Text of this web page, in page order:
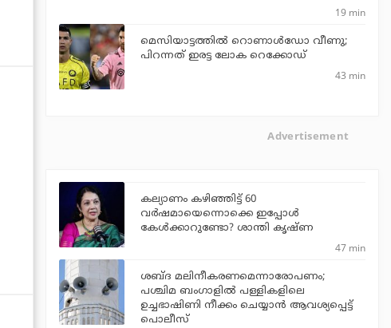
19 min
മെസിയാട്ടത്തില്‍ റൊണാള്‍ഡോ വീണു;
പിറന്നത് ഇരട്ട ലോക റെക്കോഡ്
43 min
Advertisement
കല്യാണം കഴിഞ്ഞിട്ട് 60
വർഷമായെന്നൊക്കെ ഇപ്പോൾ
കേൾക്കാറുണ്ടോ? ശാന്തി കൃഷ്ണ
47 min
ശബ്ദ മലിനീകരണമെന്നാരോപണം;
പശ്ചിമ ബംഗാളില്‍ പള്ളികളിലെ
ഉച്ചഭാഷിണി നീക്കം ചെയ്യാന്‍ ആവശ്യപ്പെട്ട്
പൊലീസ്